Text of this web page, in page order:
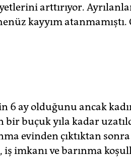
arttırıyor.
kayyım atanmamıştı.
6 ay olduğunu ancak
buçuk yıla kadar
evinden çıktıktan sonra
imkanı ve barınma